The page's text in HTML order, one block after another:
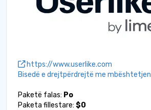
https://www.userlike.com
Bisedë e drejtpërdrejtë me mbështetjen
Paketë falas: Po
Paketa fillestare: $0